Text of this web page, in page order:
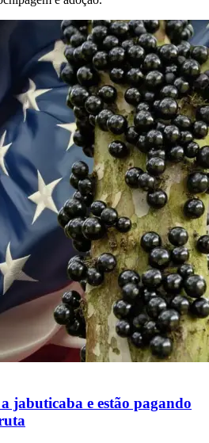
jabuticaba e estão pagando